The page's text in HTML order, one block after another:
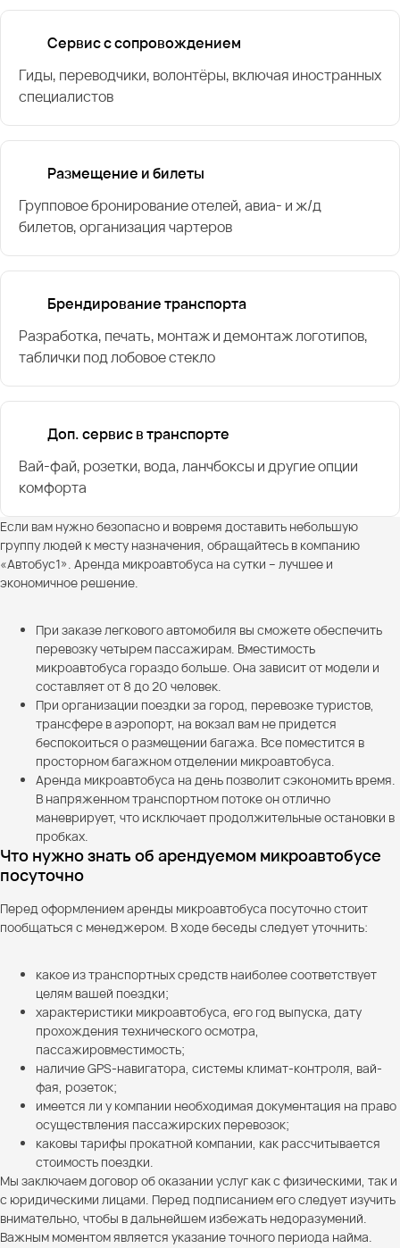
Сервис с сопровождением
Гиды, переводчики, волонтёры, включая иностранных
специалистов
Размещение и билеты
Групповое бронирование отелей, авиа- и ж/д
билетов, организация чартеров
Брендирование транспорта
Разработка, печать, монтаж и демонтаж логотипов,
таблички под лобовое стекло
Доп. сервис в транспорте
Вай-фай, розетки, вода, ланчбоксы и другие опции
комфорта
Если вам нужно безопасно и вовремя доставить небольшую
группу людей к месту назначения, обращайтесь в компанию
«Автобус1». Аренда микроавтобуса на сутки – лучшее и
экономичное решение.
При заказе легкового автомобиля вы сможете обеспечить
перевозку четырем пассажирам. Вместимость
микроавтобуса гораздо больше. Она зависит от модели и
составляет от 8 до 20 человек.
При организации поездки за город, перевозке туристов,
трансфере в аэропорт, на вокзал вам не придется
беспокоиться о размещении багажа. Все поместится в
просторном багажном отделении микроавтобуса.
Аренда микроавтобуса на день позволит сэкономить время.
В напряженном транспортном потоке он отлично
маневрирует, что исключает продолжительные остановки в
пробках.
Что нужно знать об арендуемом микроавтобусе
посуточно
Перед оформлением аренды микроавтобуса посуточно стоит
пообщаться с менеджером. В ходе беседы следует уточнить:
какое из транспортных средств наиболее соответствует
целям вашей поездки;
характеристики микроавтобуса, его год выпуска, дату
прохождения технического осмотра,
пассажировместимость;
наличие GPS-навигатора, системы климат-контроля, вай-
фая, розеток;
имеется ли у компании необходимая документация на право
осуществления пассажирских перевозок;
каковы тарифы прокатной компании, как рассчитывается
стоимость поездки.
Мы заключаем договор об оказании услуг как с физическими, так и
с юридическими лицами. Перед подписанием его следует изучить
внимательно, чтобы в дальнейшем избежать недоразумений.
Важным моментом является указание точного периода найма.